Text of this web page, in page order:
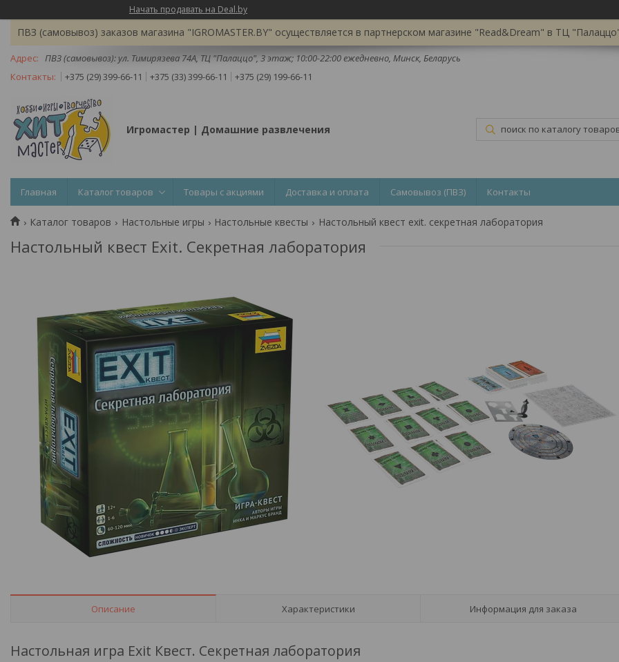
Начать продавать на Deal.by
ПВЗ (самовывоз) заказов магазина "IGROMASTER.BY" осуществляется в партнерском магазине "Read&Dream" в ТЦ
ПВЗ (самовывоз): ул. Тимирязева 74A, ТЦ "Палаццо", 3 этаж; 10:00-22:00 ежедневно, Минск, Беларусь
+375 (29) 399-66-11
+375 (33) 399-66-11 +375 (29) 199-66-11
Игромастер | Домашние развлечения
Главная Каталог товаров Товары с акциями Доставка и оплата Самовывоз (ПВЗ) Контакты
Каталог товаров Настольные игры Настольные квесты Настольный квест exit. секретная лаборатория
Настольный квест Exit. Секретная лаборатория
Описание Характеристики Информация для заказа
Настольная игра Exit Квест. Секретная лаборатория